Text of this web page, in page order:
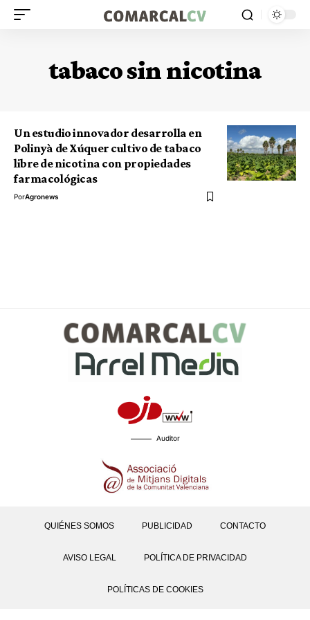
tabaco sin nicotina
Un estudio innovador desarrolla en
Polinyà de Xúquer cultivo de tabaco
libre de nicotina con propiedades
farmacológicas
PorAgronews
Auditor
QUIÉNES SOMOS PUBLICIDAD CONTACTO
AVISO LEGAL POLÍTICA DE PRIVACIDAD
POLÍTICAS DE COOKIES